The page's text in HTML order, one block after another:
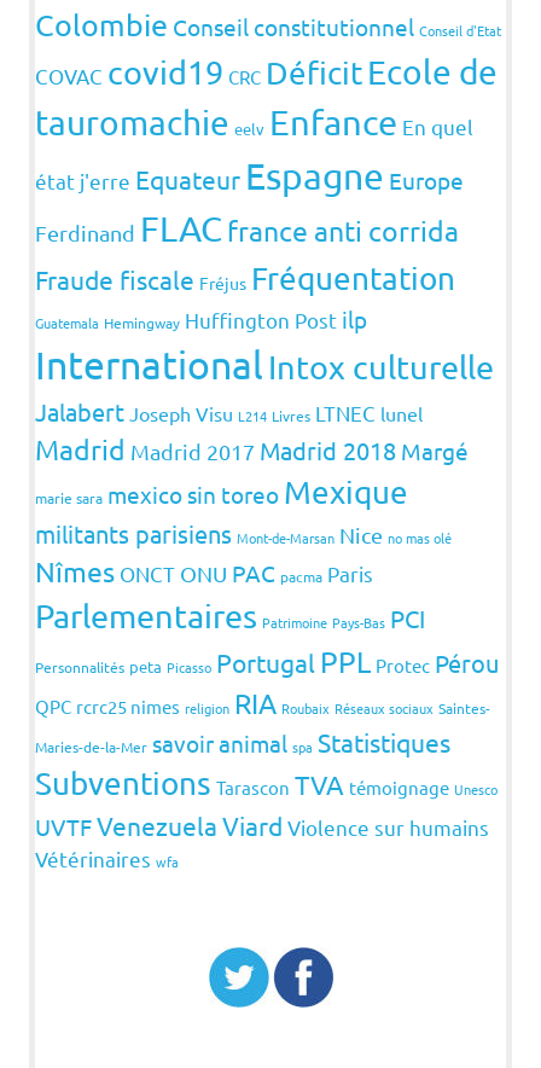
Colombie Conseil constitutionnel Conseil d'Etat
COVAC covid19 CRC DéficitEcole de
tauromachie eelv Enfance En quel
état j'erre Equateur Espagne Europe
Ferdinand FLAC france anti corrida
Fraude fiscale Fréjus Fréquentation
Guatemala Hemingway Huffington Post ilp
International Intox culturelle
Jalabert Joseph Visu L214 Livres LTNEC lunel
Madrid Madrid 2017 Madrid 2018 Margé
marie sara mexico sin toreo Mexique
militants parisiens Mont-de-Marsan Nice no mas olé
Nîmes ONCT ONU PAC pacma Paris
Parlementaires Patrimoine Pays-Bas PCI
Personnalités peta Picasso Portugal PPL Protec Pérou
QPC rcrc25 nimes religion RIA Roubaix Réseaux sociaux Saintes-
Maries-de-la-Mer savoir animal spa Statistiques
Subventions Tarascon TVA témoignage Unesco
UVTFVenezuelaViard Violence sur humains
Vétérinaires wfa